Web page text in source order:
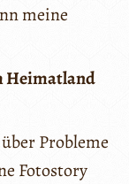
meine
Heimatland
Probleme
Fotostory